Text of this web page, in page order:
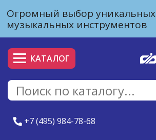
Огромный выбор уникальных
музыкальных инструментов
КАТАЛОГ
+7 (495) 984-78-68